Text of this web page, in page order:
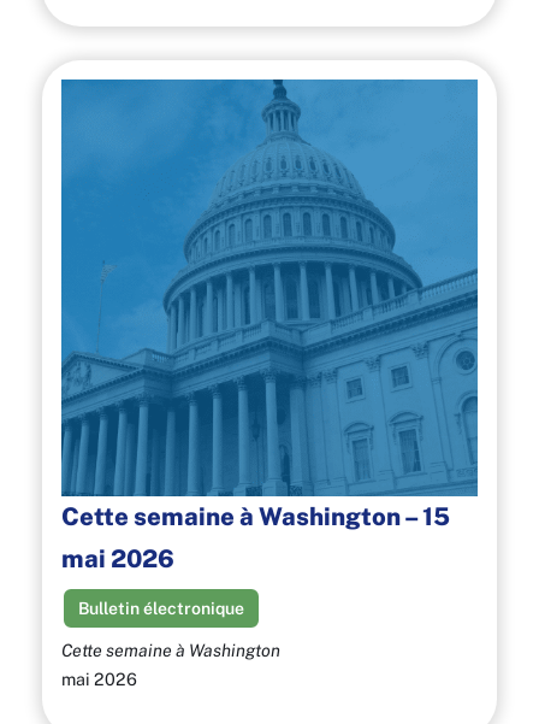
Cette semaine à Washington – 15
mai 2026
Bulletin électronique
Cette semaine à Washington
mai 2026